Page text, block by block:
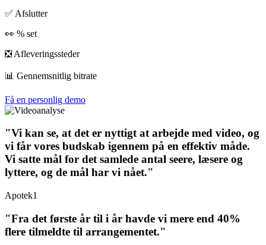
✅ Afslutter
👀 % set
❎ Afleveringssteder
📊 Gennemsnitlig bitrate
Få en personlig demo
"Vi kan se, at det er nyttigt at arbejde med video, og
vi får vores budskab igennem på en effektiv måde.
Vi satte mål for det samlede antal seere, læsere og
lyttere, og de mål har vi nået."
Apotek1
"Fra det første år til i år havde vi mere end 40%
flere tilmeldte til arrangementet."